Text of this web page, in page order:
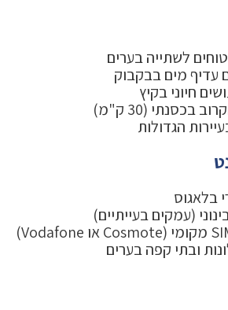
לשתייה בערים
עדיף מים בבקבוק
חיוני בקיץ
בכסנתי (30 ק"מ)
הגדולות
(עמקים בעייתיים)
ובתי קפה בערים